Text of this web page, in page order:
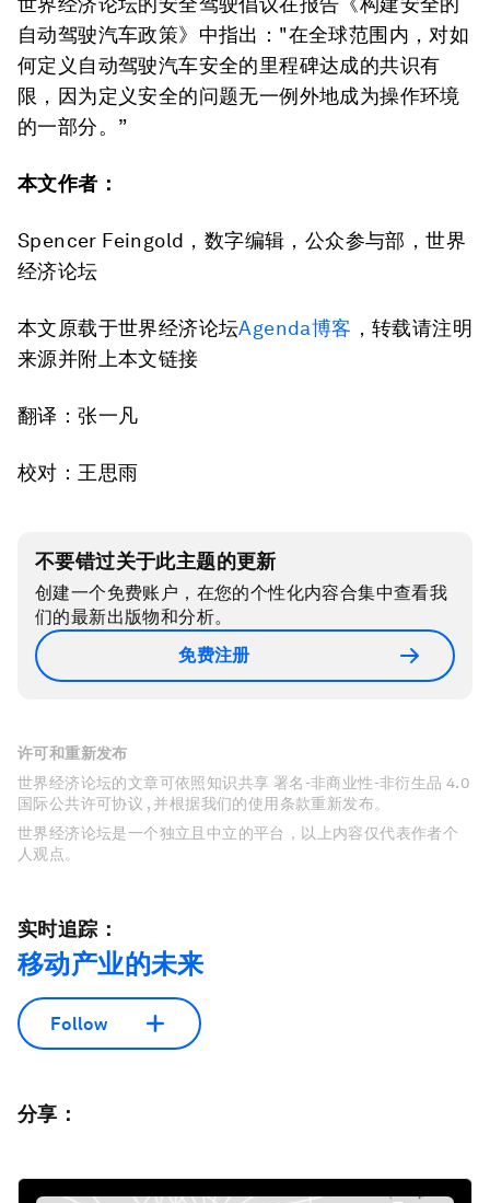
自动驾驶汽车政策》中指出："在全球范围内，对如
何定义自动驾驶汽车安全的里程碑达成的共识有
限，因为定义安全的问题无一例外地成为操作环境
的一部分。”
本文作者：
Spencer Feingold，数字编辑，公众参与部，世界
经济论坛
本文原载于世界经济论坛Agenda博客 ，转载请注明
来源并附上本文链接
翻译：张一凡
校对：王思雨
不要错过关于此主题的更新
创建一个免费账户，在您的个性化内容合集中查看我
们的最新出版物和分析。
免费注册
许可和重新发布
世界经济论坛的文章可依照知识共享 署名-非商业性-非衍生品 4.0
国际公共许可协议 , 并根据我们的使用条款重新发布。
世界经济论坛是一个独立且中立的平台，以上内容仅代表作者个
人观点。
实时追踪：
移动产业的未来
Follow
分享：